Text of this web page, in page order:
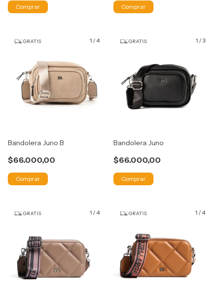
Comprar Comprar
1 /4
GRATIS
Bandolera Juno B
$66.000,00
Comprar
1 /3
GRATIS
Bandolera Juno
$66.000,00
Comprar
1 /4
GRATIS 1 /4
GRATIS